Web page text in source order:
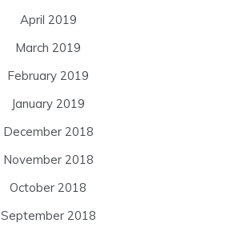
April 2019
March 2019
February 2019
January 2019
December 2018
November 2018
October 2018
September 2018